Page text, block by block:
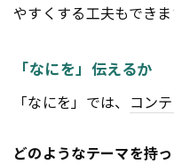
やすくする工夫もできま
「なにを」伝えるか
「なにを」では、 コン
どのようなテーマを持